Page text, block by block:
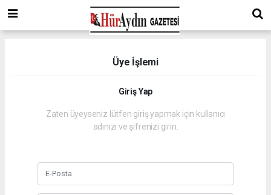
Üye İşlemi
Giriş Yap
Zaten üyeyseniz lütfen giriş yapmak için kullanıcı
adınızı ve şifrenizi girin.